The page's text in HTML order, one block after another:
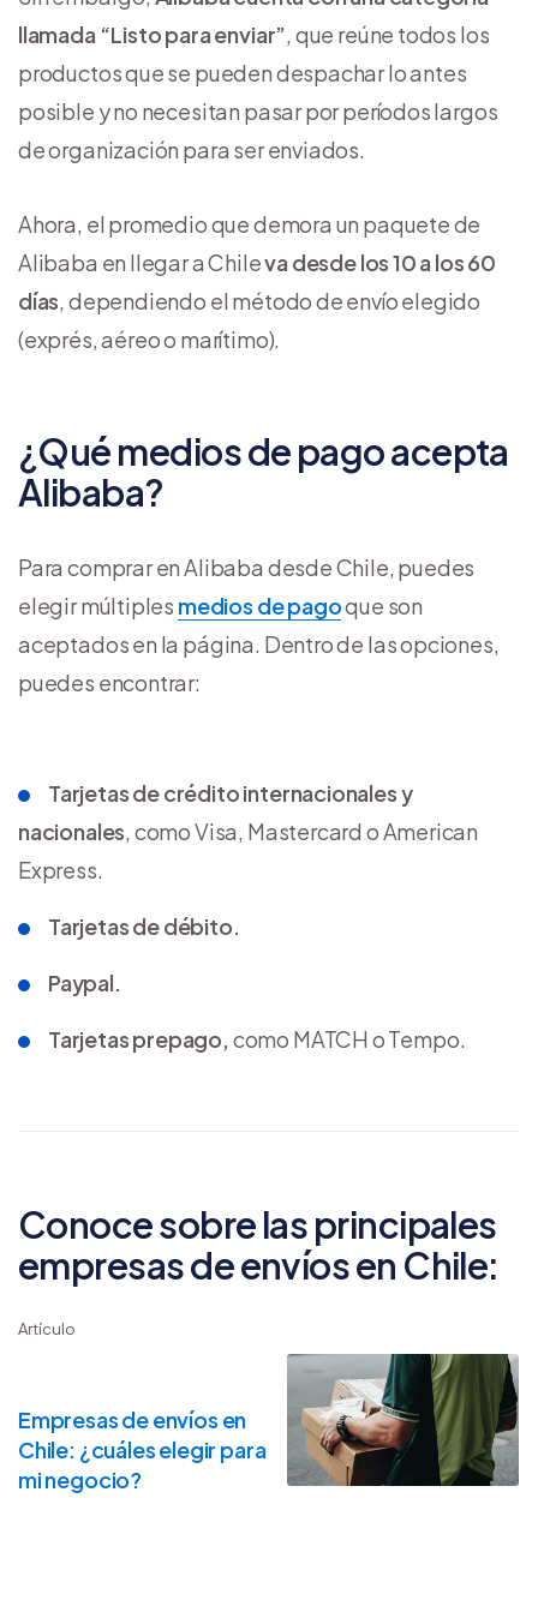
llamada “Listo para enviar”, que reúne todos los
productos que se pueden despachar lo antes
posible y no necesitan pasar por períodos largos
de organización para ser enviados.
Ahora, el promedio que demora un paquete de
Alibaba en llegar a Chileva desde los 10 a los 60
días, dependiendo el método de envío elegido
(exprés, aéreo o marítimo).
¿Qué medios de pago acepta
Alibaba?
Para comprar en Alibaba desde Chile, puedes
elegir múltiples medios de pagoque son
aceptados en la página. Dentro de las opciones,
puedes encontrar:
Tarjetas de crédito internacionales y
nacionales, como Visa, Mastercard o American
Express.
Tarjetas de débito.
Paypal.
Tarjetas prepago, como MATCH o Tempo.
Conoce sobre las principales
empresas de envíos en Chile:
Artículo
Empresas de envíos en
Chile: ¿cuáles elegir para
mi negocio?